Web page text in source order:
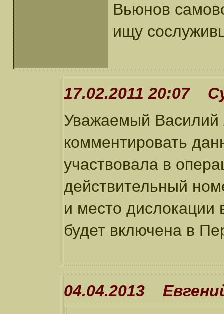
Вьюнов
ищу
17.02.2011 20:07
Уважаемый Василий
комментировать
участвовала в
действительный
и место
будет включена в
04.04.2013